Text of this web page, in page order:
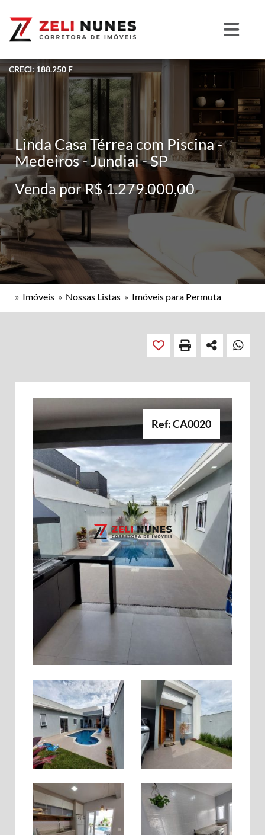
CRECI: 188.250 F
Linda Casa Térrea com Piscina -
Medeiros - Jundiai - SP
Venda por R$ 1.279.000,00
» Imóveis » Nossas Listas » Imóveis para Permuta
Ref: CA0020